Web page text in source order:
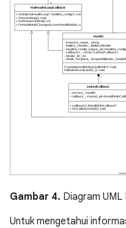
Gambar 4. Diagram UML
Untuk mengetahui